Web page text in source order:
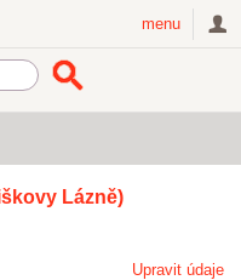
menu
Lázně)
Upravit údaje